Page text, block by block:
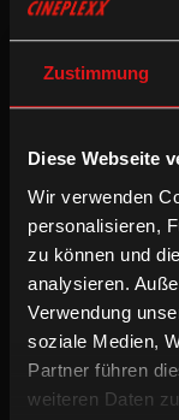
Zustimmung
Diese Webseite
Wir verwenden
personalisieren,
zu können und
analysieren.
Verwendung
soziale Medien,
Partner führen
weiteren Daten
Dokumentarfilm/
Regie:Bernd
Kamera:Bernd
Schnitt:
Joana
Sprache &
Deutsche UT/
Der
Mosser besucht
zweisprachigen
und ihr Verhältnis